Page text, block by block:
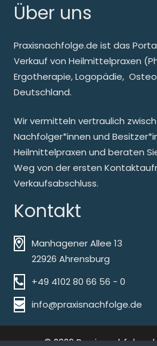
Über uns
Praxisnachfolge.de ist das
Verkauf von Heilmittelpraxen
Ergotherapie, Logopädie,
Deutschland.
Wir vermitteln vertraulich
Nachfolger*innen und
Heilmittelpraxen und beraten
Weg von der ersten
Verkaufsabschluss.
Kontakt
Manhagener Allee 13
22926 Ahrensburg
+49 4102 80 66 56 - 0
info@praxisnachfolge.de
© 2026